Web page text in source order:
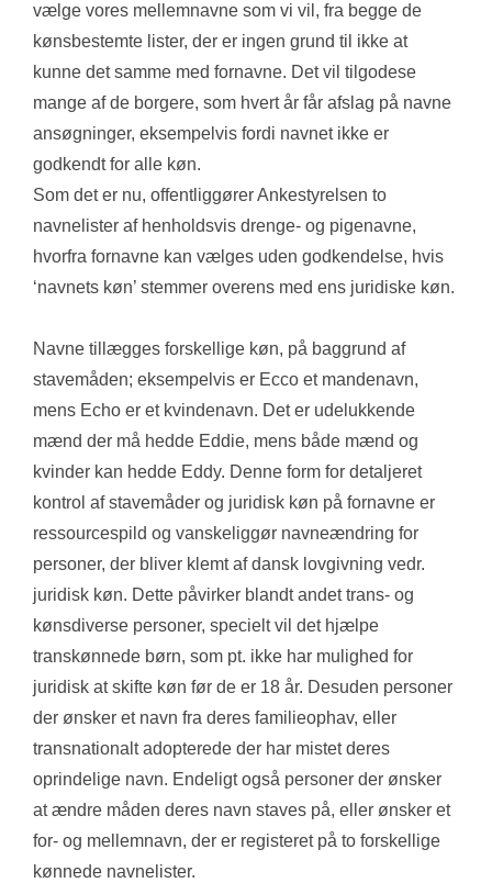
vælge vores mellemnavne som vi vil, fra begge de
kønsbestemte lister, der er ingen grund til ikke at
kunne det samme med fornavne. Det vil tilgodese
mange af de borgere, som hvert år får afslag på navne
ansøgninger, eksempelvis fordi navnet ikke er
godkendt for alle køn.
Som det er nu, offentliggører Ankestyrelsen to
navnelister af henholdsvis drenge- og pigenavne,
hvorfra fornavne kan vælges uden godkendelse, hvis
‘navnets køn’ stemmer overens med ens juridiske køn.
Navne tillægges forskellige køn, på baggrund af
stavemåden; eksempelvis er Ecco et mandenavn,
mens Echo er et kvindenavn. Det er udelukkende
mænd der må hedde Eddie, mens både mænd og
kvinder kan hedde Eddy. Denne form for detaljeret
kontrol af stavemåder og juridisk køn på fornavne er
ressourcespild og vanskeliggør navneændring for
personer, der bliver klemt af dansk lovgivning vedr.
juridisk køn. Dette påvirker blandt andet trans- og
kønsdiverse personer, specielt vil det hjælpe
transkønnede børn, som pt. ikke har mulighed for
juridisk at skifte køn før de er 18 år. Desuden personer
der ønsker et navn fra deres familieophav, eller
transnationalt adopterede der har mistet deres
oprindelige navn. Endeligt også personer der ønsker
at ændre måden deres navn staves på, eller ønsker et
for- og mellemnavn, der er registeret på to forskellige
kønnede navnelister.